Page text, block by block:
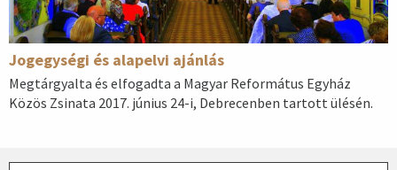
Jogegységi és alapelvi ajánlás
Megtárgyalta és elfogadta a Magyar Református Egyház
Közös Zsinata 2017. június 24-i, Debrecenben tartott ülésén.